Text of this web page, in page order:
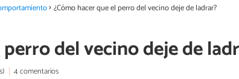
¿Cómo hacer que el perro del vecino deje de ladrar?
del vecino deje de
4 comentarios